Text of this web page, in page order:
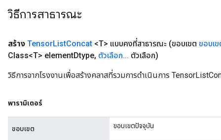
วิธีการสาธารณะ
สร้าง TensorListConcat <T> แบบคงที่สาธารณะ (ขอบเขต ขอบเ
Class<T> elementDtype, ตัวเลือก... ตัวเลือก)
วิธีการจากโรงงานเพื่อสร้างคลาสที่รวมการดำเนินการ
พารามิเตอร์
ขอบเขต ขอบเขตปัจจุบัน